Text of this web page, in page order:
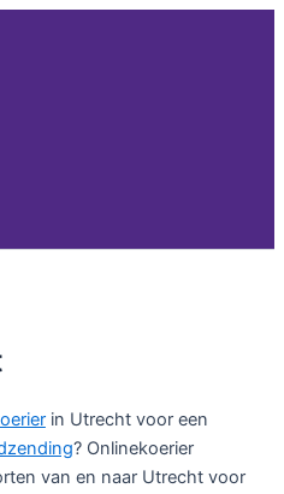
in Utrecht voor een
? Onlinekoerier
van en naar Utrecht voor